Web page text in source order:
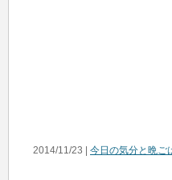
2014/11/23 | 今日の気分と晩ご